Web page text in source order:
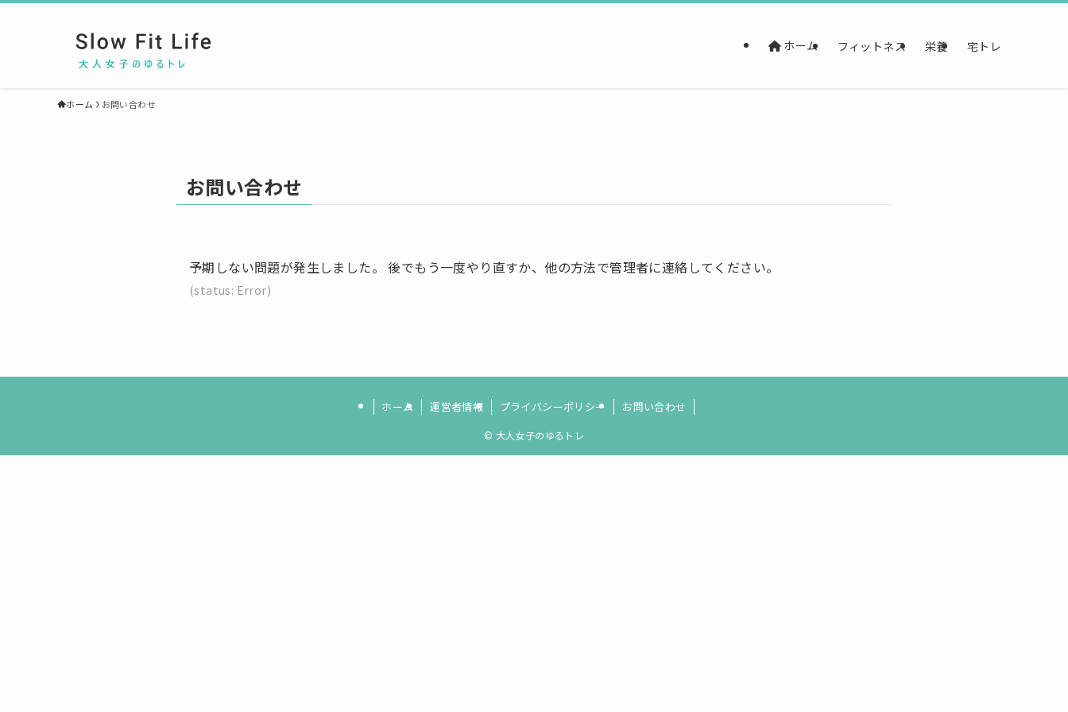
ホーム フィットネス 栄養 宅トレ
ホーム お問い合わせ
お問い合わせ
予期しない問題が発生しました。 後でもう一度やり直すか、他の方法で管理者に連絡してください。
(status: Error)
ホーム 運営者情報 プライバシーポリシー お問い合わせ
© 大人女子のゆるトレ